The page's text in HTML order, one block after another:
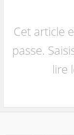
Cet article
passe.
lire